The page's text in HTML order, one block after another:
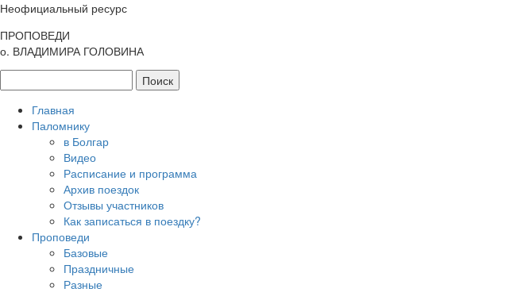
Неофициальный ресурс
ПРОПОВЕДИ
о. ВЛАДИМИРА ГОЛОВИНА
Главная
Паломнику
в Болгар
Видео
Расписание и программа
Архив поездок
Отзывы участников
Как записаться в поездку?
Проповеди
Базовые
Праздничные
Разные